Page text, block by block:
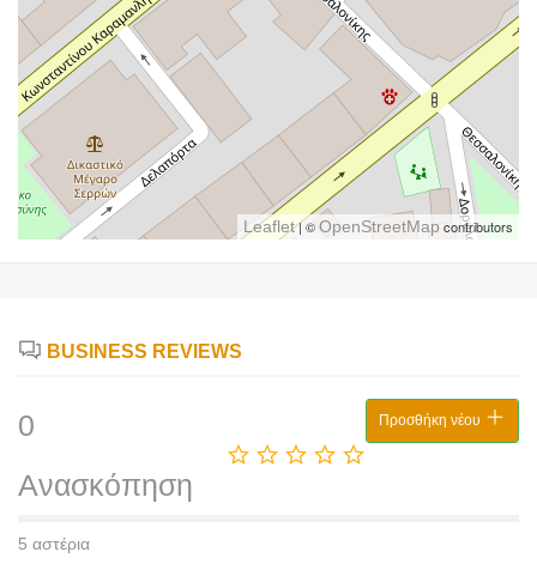
Leaflet| ©OpenStreetMapcontributors
BUSINESS REVIEWS
0
Ανασκόπηση
Προσθήκη νέου
5 αστέρια